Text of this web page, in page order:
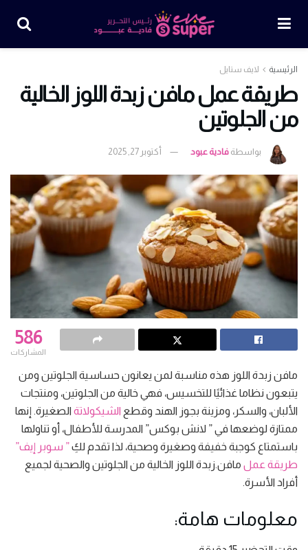
الرئيسية لايف ستايل
طريقة عمل مافن زبدة اللوز الخالية
من الجلوتين
بواسطة فادية عبود أكتوبر 27, 2025
586
المشاركات
مافن زبدة اللوز هذه مناسبة لمن يعانون حساسية الجلوتين ومن
يتبعون نظاما غذائيًا للتخسيس، فهي خالية من الجلوتين، ومنتجات
الألبان، والسكر، ومزينة بجوز الهند وقطع الشيكولاتة الصغيرة. إنها
ممتازة لوضعها في ” لانش بوكس” المدرسة للأطفال، أو تناولها
باستمتاع كوجبة خفيفة وصغيرة وصحية، لذا تقدم لكِ” سوبر إيف”
طريقة عمل مافن.زبدة اللوز الخالية من الجلوتين والصحية لجميع
أفراد الأسرة.
معلومات هامة: